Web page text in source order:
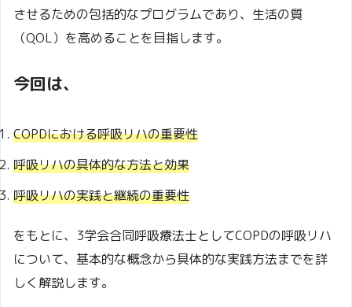
させるための包括的なプログラムであり、生活の質
（QOL）を高めることを目指します。
今回は、
COPDにおける呼吸リハの重要性
呼吸リハの具体的な方法と効果
呼吸リハの実践と継続の重要性
をもとに、3学会合同呼吸療法士としてCOPDの呼吸リハ
について、基本的な概念から具体的な実践方法までを詳
しく解説します。